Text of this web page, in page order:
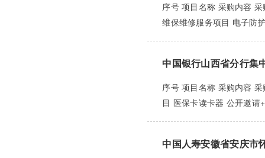
序号 项目名称 采购内容
维保维修服务项目 电子防
中国银行山西省分行集
序号 项目名称 采购内容
目 医保卡读卡器 公开邀
中国人寿安徽省安庆市